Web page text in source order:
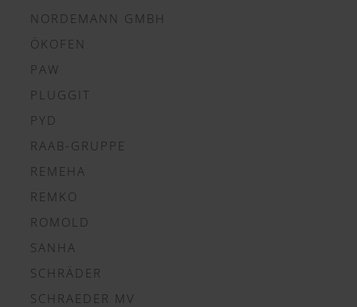
NORDEMANN GMBH
ÖKOFEN
PAW
PLUGGIT
PYD
RAAB-GRUPPE
REMEHA
REMKO
ROMOLD
SANHA
SCHRÄDER
SCHRAEDER MV